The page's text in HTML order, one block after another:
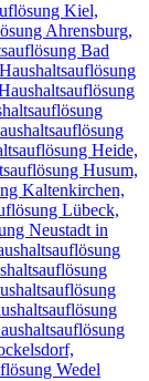
Kiel,
Ahrensburg,
Bad
Haushaltsauflösung
Heide,
Husum,
Kaltenkirchen,
Lübeck,
Neustadt in
Wedel